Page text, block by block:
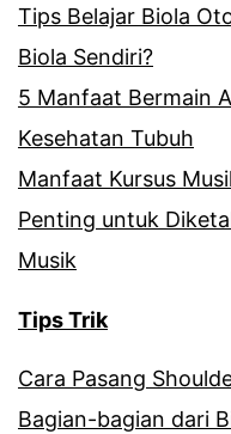
Tips Belajar Biola
Biola Sendiri?
5 Manfaat Bermain
Kesehatan Tubuh
Manfaat Kursus
Penting untuk
Musik
Tips Trik
Cara Pasang
Bagian-bagian dari